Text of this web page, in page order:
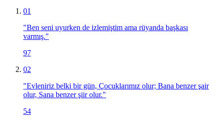
01
"Ben seni uyurken de izlemiştim ama rüyanda başkası
varmış."
97
02
"Evleniriz belki bir gün, Çocuklarımız olur; Bana benzer şair
olur, Sana benzer şiir olur."
54